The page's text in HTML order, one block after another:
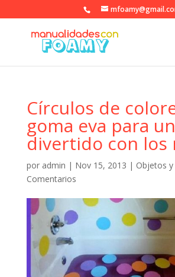
Círculos de
goma eva para
divertido con los
por admin | Nov 15, 2013 | Objetos
Comentarios